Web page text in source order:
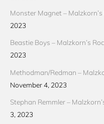
Monster Magnet – Malzkorn’s
2023
Beastie Boys – Malzkorn’s
2023
Methodman/Redman –
November 4, 2023
Stephan Remmler –
3, 2023